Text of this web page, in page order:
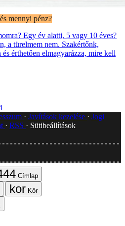
mennyi pénz?
Egy év alatti, 5 vagy 10 éves?
a türelmem nem. Szakértőnk,
érthetően elmagyarázza, mire kell
Javítások kezelése
Jogi
RSS
Sütibeállítások
Címlap
Kör